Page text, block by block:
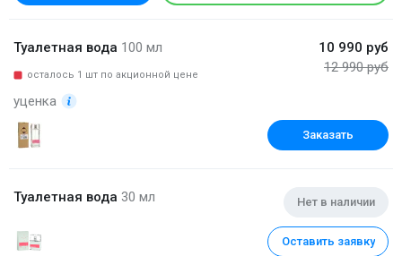
Туалетная вода 100 мл
осталось 1 шт по акционной цене
уценка
10 990 руб
12 990 руб
Заказать
Туалетная вода 30 мл Нет в наличии
Оставить заявку